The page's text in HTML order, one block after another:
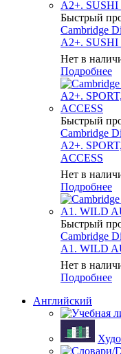
Быстрый
Cambridge
A2+.
Нет в
Подробнее
Быстрый
Cambridge
A2+.
ACCESS
Нет в
Подробнее
Быстрый
Cambridge
A1. WILD
Нет в
Подробнее
Английский